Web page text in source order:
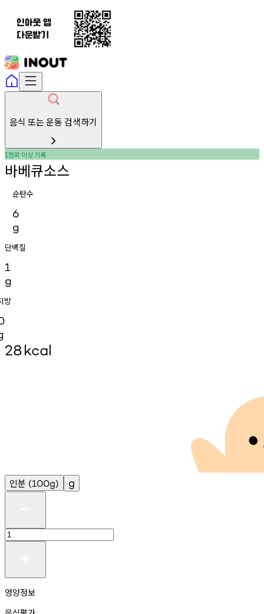
음식 또는 운동 검색하기
1천회 이상기록
바베큐소스
순탄수
6
g
단백질
1
g
방
28kcal
인분 (100g) g
영양정보